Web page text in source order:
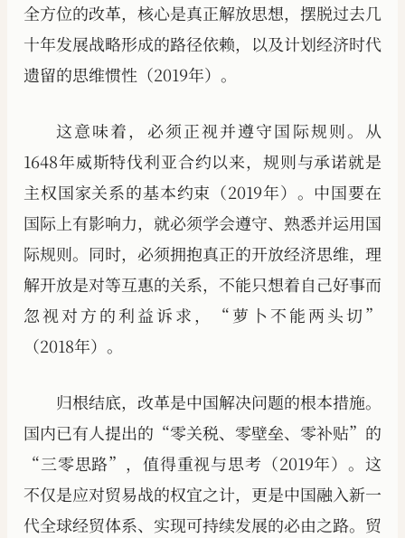
全方位的改革，核心是真正解放思想，摆脱过去几
十年发展战略形成的路径依赖，以及计划经济时代
遗留的思维惯性（2019年）。
这意味着，必须正视并遵守国际规则。从
1648年威斯特伐利亚合约以来，规则与承诺就是
主权国家关系的基本约束（2019年）。中国要在
国际上有影响力，就必须学会遵守、熟悉并运用国
际规则。同时，必须拥抱真正的开放经济思维，理
解开放是对等互惠的关系，不能只想着自己好事而
忽视对方的利益诉求，“萝卜不能两头切”
（2018年）。
归根结底，改革是中国解决问题的根本措施。
国内已有人提出的“零关税、零壁垒、零补贴”的
“三零思路”，值得重视与思考（2019年）。这
不仅是应对贸易战的权宜之计，更是中国融入新一
代全球经贸体系、实现可持续发展的必由之路。贸